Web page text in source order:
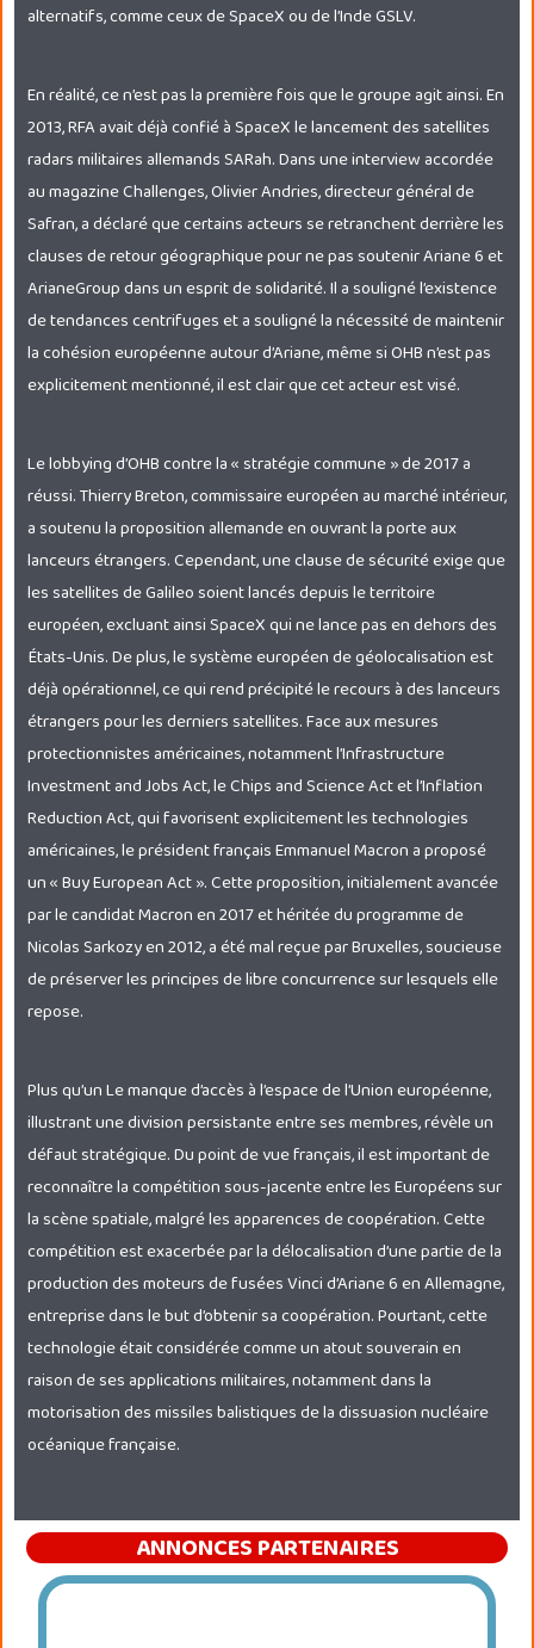
alternatifs, comme ceux de SpaceX ou de l’Inde GSLV.
En réalité, ce n’est pas la première fois que le groupe agit ainsi. En
2013, RFA avait déjà confié à SpaceX le lancement des satellites
radars militaires allemands SARah. Dans une interview accordée
au magazine Challenges, Olivier Andries, directeur général de
Safran, a déclaré que certains acteurs se retranchent derrière les
clauses de retour géographique pour ne pas soutenir Ariane 6 et
ArianeGroup dans un esprit de solidarité. Il a souligné l’existence
de tendances centrifuges et a souligné la nécessité de maintenir
la cohésion européenne autour d’Ariane, même si OHB n’est pas
explicitement mentionné, il est clair que cet acteur est visé.
Le lobbying d’OHB contre la « stratégie commune » de 2017 a
réussi. Thierry Breton, commissaire européen au marché intérieur,
a soutenu la proposition allemande en ouvrant la porte aux
lanceurs étrangers. Cependant, une clause de sécurité exige que
les satellites de Galileo soient lancés depuis le territoire
européen, excluant ainsi SpaceX qui ne lance pas en dehors des
États-Unis. De plus, le système européen de géolocalisation est
déjà opérationnel, ce qui rend précipité le recours à des lanceurs
étrangers pour les derniers satellites. Face aux mesures
protectionnistes américaines, notamment l’Infrastructure
Investment and Jobs Act, le Chips and Science Act et l’Inflation
Reduction Act, qui favorisent explicitement les technologies
américaines, le président français Emmanuel Macron a proposé
un « Buy European Act ». Cette proposition, initialement avancée
par le candidat Macron en 2017 et héritée du programme de
Nicolas Sarkozy en 2012, a été mal reçue par Bruxelles, soucieuse
de préserver les principes de libre concurrence sur lesquels elle
repose.
Plus qu’un Le manque d’accès à l’espace de l’Union européenne,
illustrant une division persistante entre ses membres, révèle un
défaut stratégique. Du point de vue français, il est important de
reconnaître la compétition sous-jacente entre les Européens sur
la scène spatiale, malgré les apparences de coopération. Cette
compétition est exacerbée par la délocalisation d’une partie de la
production des moteurs de fusées Vinci d’Ariane 6 en Allemagne,
entreprise dans le but d’obtenir sa coopération. Pourtant, cette
technologie était considérée comme un atout souverain en
raison de ses applications militaires, notamment dans la
motorisation des missiles balistiques de la dissuasion nucléaire
océanique française.
ANNONCES PARTENAIRES